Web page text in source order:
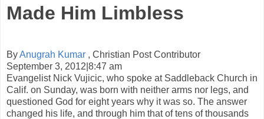
Made Him Limbless
ByAnugrah Kumar , Christian Post Contributor
September 3, 2012|8:47 am
Evangelist Nick Vujicic, who spoke at Saddleback Church in
Calif. on Sunday, was born with neither arms nor legs, and
questioned God for eight years why it was so. The answer
changed his life, and through him that of tens of thousands